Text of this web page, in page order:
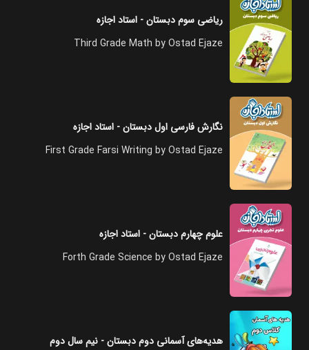
ریاضی سوم دبستان - استاد اجازه
Third Grade Math by Ostad Ejaze
نگارش فارسی اول دبستان - استاد اجازه
First Grade Farsi Writing by Ostad Ejaze
علوم چهارم دبستان - استاد اجازه
Forth Grade Science by Ostad Ejaze
هدیه‌های آسمانی دوم دبستان - نیم سال دوم